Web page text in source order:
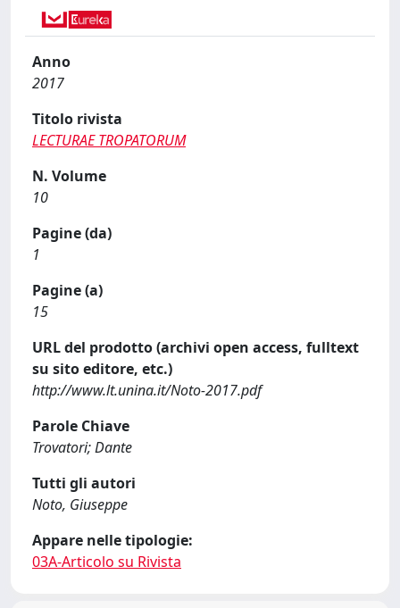
Anno
2017
Titolo rivista
LECTURAE TROPATORUM
N. Volume
10
Pagine (da)
1
Pagine (a)
15
URL del prodotto (archivi open access, fulltext
su sito editore, etc.)
http://www.lt.unina.it/Noto-2017.pdf
Parole Chiave
Trovatori; Dante
Tutti gli autori
Noto, Giuseppe
Appare nelle tipologie:
03A-Articolo su Rivista